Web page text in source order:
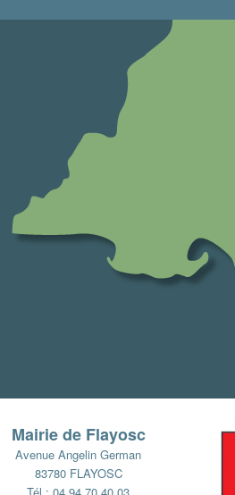
Mairie de Flayosc
Avenue Angelin German
83780 FLAYOSC